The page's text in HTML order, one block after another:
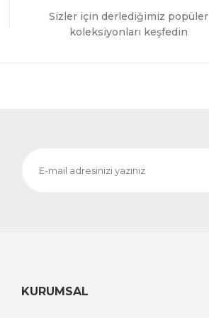
Sizler için derlediğimiz popüler
koleksiyonları keşfedin
KURUMSAL